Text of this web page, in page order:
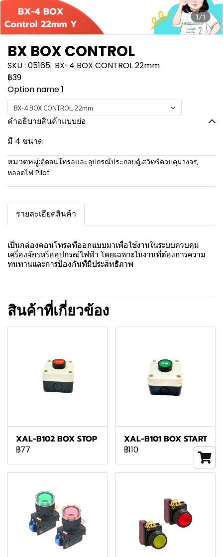
1/1
BX BOX CONTROL
SKU : 05165 BX-4 BOX CONTROL 22mm
฿39
Option name 1
BX-4 BOX CONTROL 22mm
คำอธิบายสินค้าแบบย่อ
มี 4 ขนาด
หมวดหมู่:ตู้คอนโทรลและอุปกรณ์ประกอบตู้,สวิทซ์ควบคุมวงจร,
หลอดไฟ Pilot
รายละเอียดสินค้า
เป็นกล่องคอนโทรลที่ออกแบบมาเพื่อใช้งานในระบบควบคุม
เครื่องจักรหรืออุปกรณ์ไฟฟ้า โดยเฉพาะในงานที่ต้องการความ
ทนทานและการป้องกันที่มีประสิทธิภาพ
สินค้าที่เกี่ยวข้อง
XAL-B102 BOX STOP
฿77
XAL-B101 BOX START
฿110